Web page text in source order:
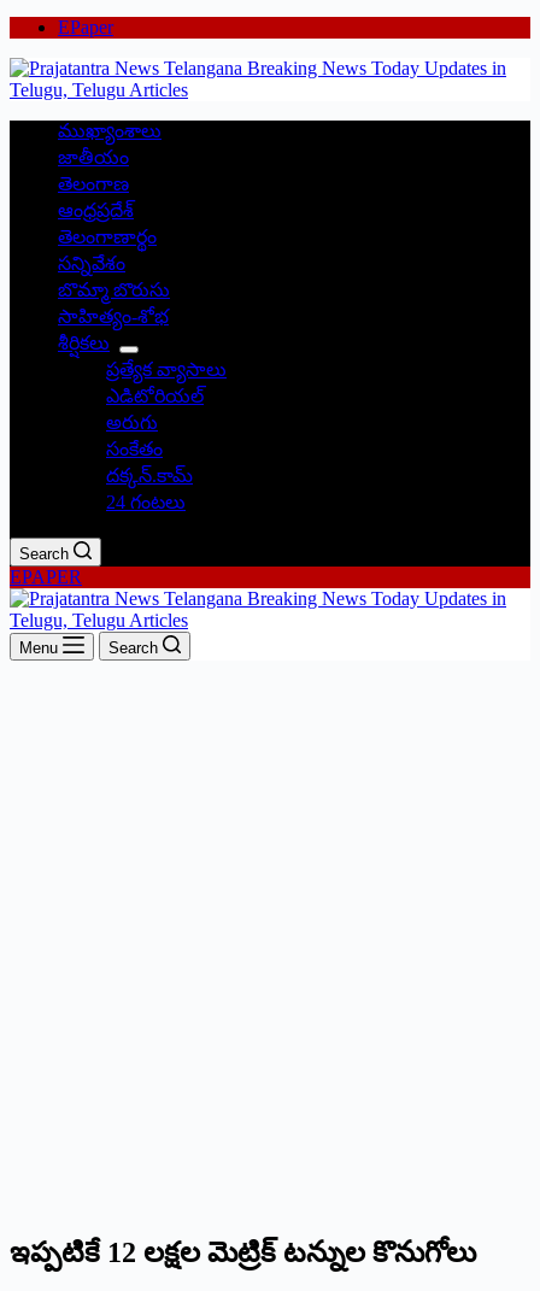
EPaper
ముఖ్యాంశాలు
జాతీయం
తెలంగాణ
ఆంధ్రప్రదేశ్
తెలంగాణార్థం
సన్నివేశం
బొమ్మా బొరుసు
సాహిత్యం-శోభ
శీర్షికలు
ప్రత్యేక వ్యాసాలు
ఎడిటోరియల్
అరుగు
సంకేతం
దక్కన్.కామ్
24 గంటలు
Search
EPAPER
Menu Search
ఇప్పటికే 12 లక్షల మెట్రిక్ టన్నుల కొనుగోలు